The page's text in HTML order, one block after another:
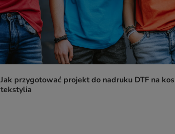
Jak przygotować projekt do nadruku DTF na
tekstylia